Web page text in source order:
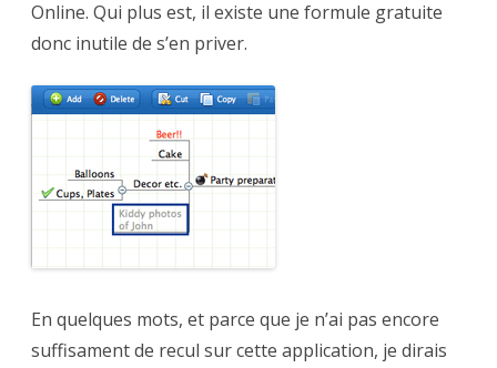
Online. Qui plus est, il existe une formule gratuite
donc inutile de s’en priver.
En quelques mots, et parce que je n’ai pas encore
suffisament de recul sur cette application, je dirais